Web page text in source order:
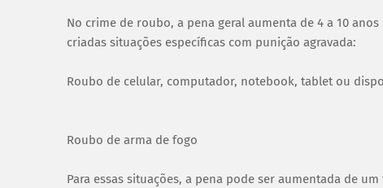
No crime de roubo, a pena geral aumenta de 4 a 10
criadas situações específicas com punição agravada:
Roubo de celular, computador, notebook, tablet ou
Roubo de arma de fogo
Para essas situações, a pena pode ser aumentada de